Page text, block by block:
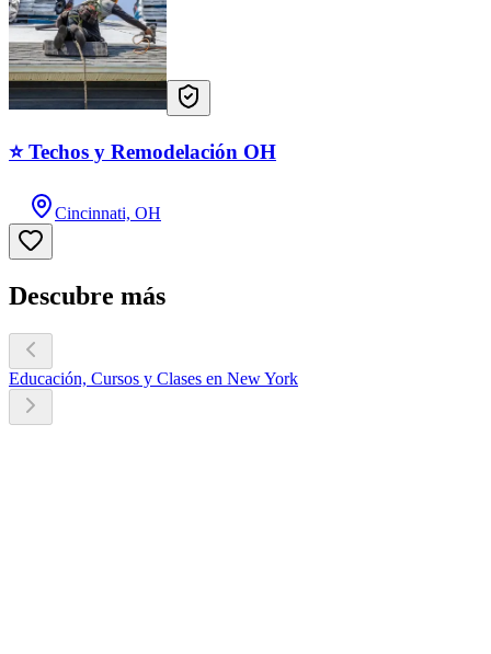
⭐ Techos y Remodelación OH
Cincinnati, OH
Descubre más
Educación, Cursos y Clases en New York